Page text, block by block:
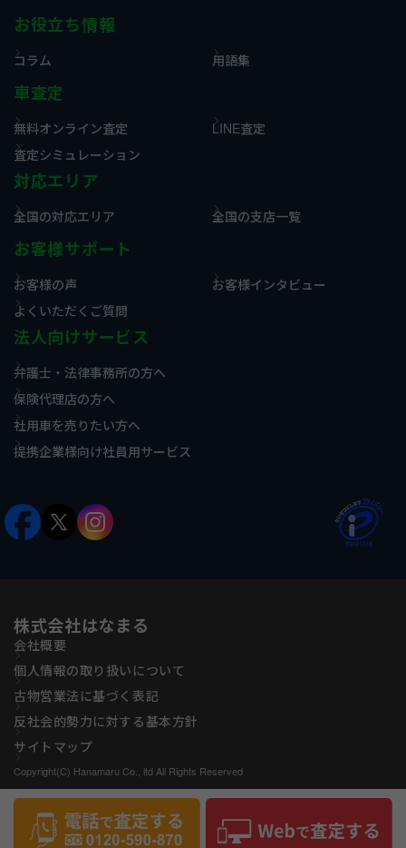
お役立ち情報
コラム 用語集
車査定
無料オンライン査定
LINE査定
査定シミュレーション
対応エリア
全国の対応エリア 全国の支店一覧
お客様サポート
お客様の声
お客様インタビュー
よくいただくご質問
法人向けサービス
弁護士・法律事務所の方へ
保険代理店の方へ
社用車を売りたい方へ
提携企業様向け社員用サービス
株式会社はなまる
会社概要
個人情報の取り扱いについて
古物営業法に基づく表記
反社会的勢力に対する基本方針
サイトマップ
Copyright(C) Hanamaru Co., ltd All Rights Reserved